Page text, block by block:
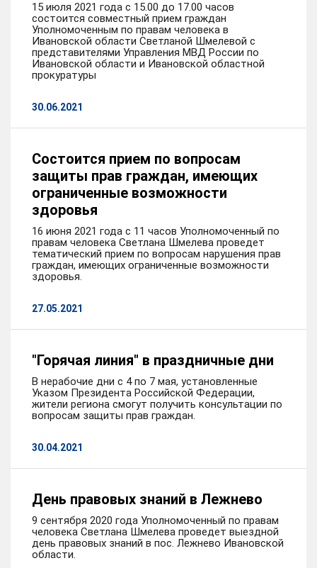
15 июля 2021 года с 15.00 до 17.00 часов
состоится совместный прием граждан
Уполномоченным по правам человека в
Ивановской области Светланой Шмелевой с
представителями Управления МВД России по
Ивановской области и Ивановской областной
прокуратуры
30.06.2021
Состоится прием по вопросам
защиты прав граждан, имеющих
ограниченные возможности
здоровья
16 июня 2021 года с 11 часов Уполномоченный по
правам человека Светлана Шмелева проведет
тематический прием по вопросам нарушения прав
граждан, имеющих ограниченные возможности
здоровья.
27.05.2021
"Горячая линия" в праздничные дни
В нерабочие дни с 4 по 7 мая, установленные
Указом Президента Российской Федерации,
жители региона смогут получить консультации по
вопросам защиты прав граждан.
30.04.2021
День правовых знаний в Лежнево
9 сентября 2020 года Уполномоченный по правам
человека Светлана Шмелева проведет выездной
день правовых знаний в пос. Лежнево Ивановской
области.